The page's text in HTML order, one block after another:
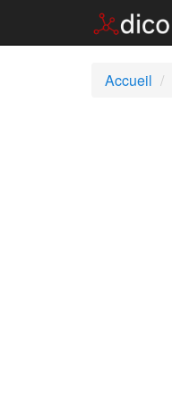
Accueil